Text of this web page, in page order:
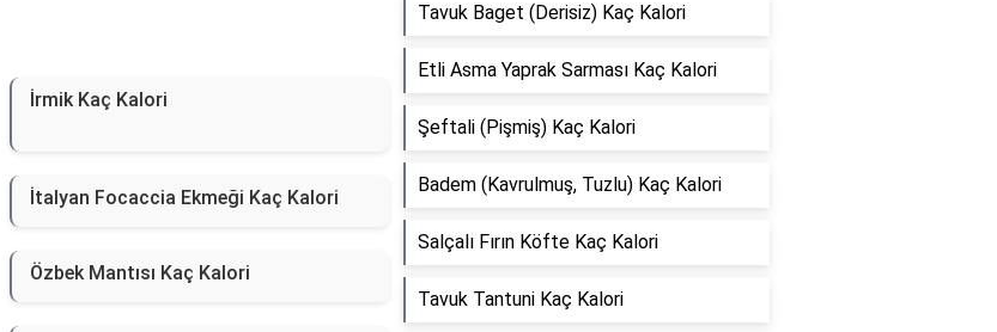
İrmik Kaç Kalori
İtalyan Focaccia Ekmeği Kaç Kalori
Özbek Mantısı Kaç Kalori
Tavuk Baget (Derisiz) Kaç Kalori
Etli Asma Yaprak Sarması Kaç Kalori
Şeftali (Pişmiş) Kaç Kalori
Badem (Kavrulmuş, Tuzlu) Kaç Kalori
Salçalı Fırın Köfte Kaç Kalori
Tavuk Tantuni Kaç Kalori